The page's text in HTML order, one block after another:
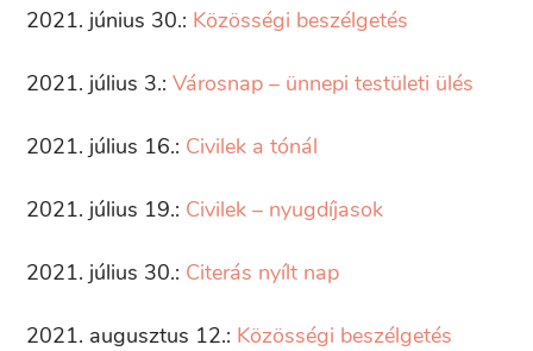
2021. június 30.: Közösségi beszélgetés
2021. július 3.: Városnap – ünnepi testületi ülés
2021. július 16.: Civilek a tónál
2021. július 19.: Civilek – nyugdíjasok
2021. július 30.: Citerás nyílt nap
2021. augusztus 12.: Közösségi beszélgetés